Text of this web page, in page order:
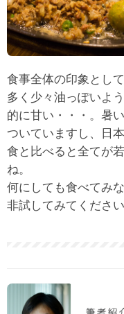
食事全体の印象とし
多く少々油っぽいよ
的に甘い・・・。暑
ついていますし、日
食と比べると全てが
ね。
何にしても食べてみ
非試してみてください